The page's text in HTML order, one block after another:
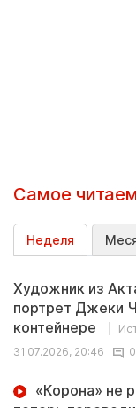
Самое
Неделя
Художник из
портрет Джеки
контейнере
31.07.2026, 20:46
0
«Корона» не